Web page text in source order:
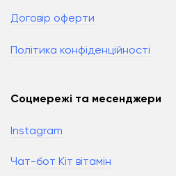
Договір оферти
Політика конфіденційності
Соцмережі та месенджери
Instagram
Чат-бот Кіт вітамін